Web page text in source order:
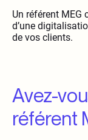
Un référent MEG
d’une
de vos clients.
Avez-
référent